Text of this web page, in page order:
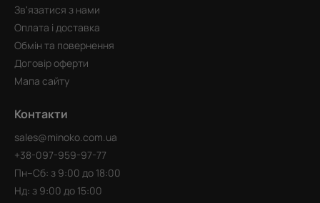
Зв'язатися з нами
Оплата і доставка
Обмін та повернення
Договір оферти
Мапа сайту
Контакти
sales@minoko.com.ua
+38-097-959-97-77
Пн–Сб: з 9:00 до 18:00
Нд: з 9:00 до 15:00